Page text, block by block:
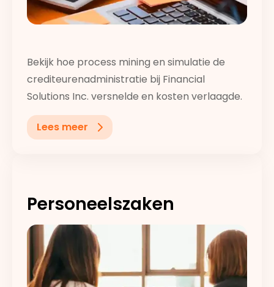
Bekijk hoe process mining en simulatie de
crediteurenadministratie bij Financial
Solutions Inc. versnelde en kosten verlaagde.
Lees meer
Personeelszaken